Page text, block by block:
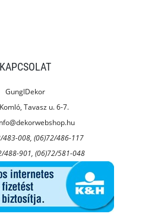
KAPCSOLAT
GunglDekor
Tavasz u. 6-7.
483-008, (06)72/486-117
488-901, (06)72/581-048